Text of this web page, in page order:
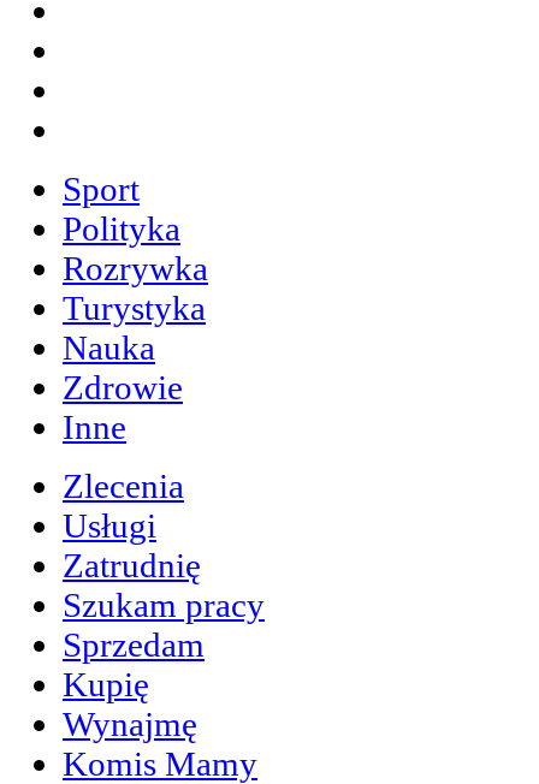
Sport
Polityka
Rozrywka
Turystyka
Nauka
Zdrowie
Inne
Zlecenia
Usługi
Zatrudnię
Szukam pracy
Sprzedam
Kupię
Wynajmę
Komis Mamy